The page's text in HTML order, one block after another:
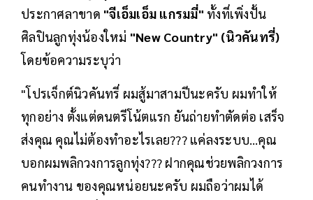
ประกาศลาขาด "จีเอ็มเอ็ม แกรมมี่" ทั้งที่เพิ่งปั้น
ศิลปินลูกทุ่งน้องใหม่ "New Country" (นิวคันทรี่)
โดยข้อความระบุว่า
"โปรเจ็กต์นิวคันทรี่ ผมสู้มาสามปีนะครับ ผมทำให้
ทุกอย่าง ตั้งแต่ดนตรีโน้ตแรก ยันถ่ายทำตัดต่อ เสร็จ
ส่งคุณ คุณไม่ต้องทำอะไรเลย??? แค่ลงระบบ…คุณ
บอกผมพลิกวงการลูกทุ่ง??? ฝากคุณช่วยพลิกวงการ
คนทำงาน ของคุณหน่อยนะครับ ผมถือว่าผมได้